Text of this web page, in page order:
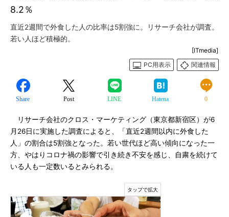
8.2％
直近2週間で外食した人の比率は5割強に。リサーチ会社が調査。
若い人ほど積極的。
[ITmedia]
PC用表示
関連情報
Share Post LINE Hatena 0
リサーチ会社のクロス・マーケティング（東京都新宿区）が6
月26日に実施した調査によると、「直近2週間以内に外食した
人」の割合は5割強となった。若い世代ほど高い傾向になった一
方、やはりコロナ禍の影響で引き続き不安を感じ、自粛を続けて
いる人も一定数いるとみられる。